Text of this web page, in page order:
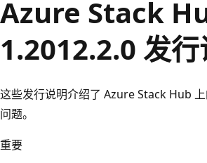
Azure Stack
1.2012.2.0 发行
这些发行说明介绍了 Azure Stack Hub
问题。
重要